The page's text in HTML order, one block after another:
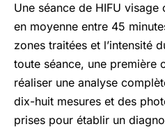
Une séance de HIFU visage
en moyenne entre 45
zones traitées et l’intensité
toute séance, une première
réaliser une analyse
dix-huit mesures et des
prises pour établir un